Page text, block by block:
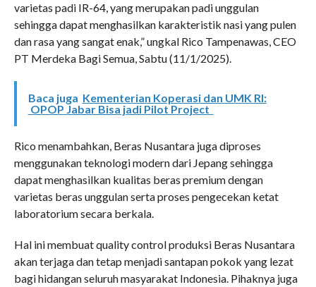
varietas padi IR-64, yang merupakan padi unggulan
sehingga dapat menghasilkan karakteristik nasi yang pulen
dan rasa yang sangat enak,” ungkal Rico Tampenawas, CEO
PT Merdeka Bagi Semua, Sabtu (11/1/2025).
Baca juga Kementerian Koperasi dan UMK RI:
OPOP Jabar Bisa jadi Pilot Project
Rico menambahkan, Beras Nusantara juga diproses
menggunakan teknologi modern dari Jepang sehingga
dapat menghasilkan kualitas beras premium dengan
varietas beras unggulan serta proses pengecekan ketat
laboratorium secara berkala.
Hal ini membuat quality control produksi Beras Nusantara
akan terjaga dan tetap menjadi santapan pokok yang lezat
bagi hidangan seluruh masyarakat Indonesia. Pihaknya juga